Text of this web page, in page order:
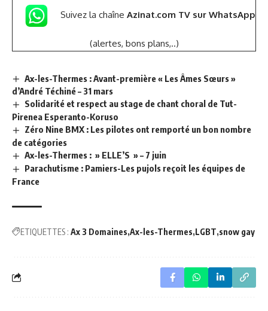
Suivez la chaîne Azinat.com TV sur WhatsApp
(alertes, bons plans,..)
Ax-les-Thermes : Avant-première « Les Âmes Sœurs »
d’André Téchiné – 31 mars
Solidarité et respect au stage de chant choral de Tut-
Pirenea Esperanto-Koruso
Zéro Nine BMX : Les pilotes ont remporté un bon nombre
de catégories
Ax-les-Thermes : » ELLE’S » – 7 juin
Parachutisme : Pamiers-Les pujols reçoit les équipes de
France
ETIQUETTES : Ax 3 Domaines Ax-les-Thermes LGBT snow gay